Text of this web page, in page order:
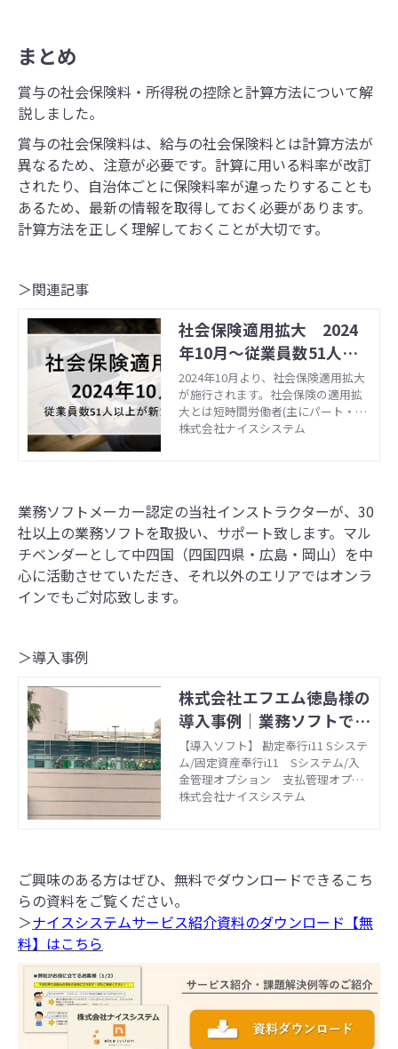
まとめ
賞与の社会保険料・所得税の控除と計算方法について解
説しました。
賞与の社会保険料は、給与の社会保険料とは計算方法が
異なるため、注意が必要です。計算に用いる料率が改訂
されたり、自治体ごとに保険料率が違ったりすることも
あるため、最新の情報を取得しておく必要があります。
計算方法を正しく理解しておくことが大切です。
＞関連記事
社会保険適用拡大 2024
年10月～従業員数51人以
上の企業が新たに対象に
2024年10月より、社会保険適用拡大
が施行されます。社会保険の適用拡
大とは短時間労働者(主にパート・ア
ルバイト)の方が一定の要件を満たす
も、新たに加入することが義務化さ
れます。対象となる企業は、従業員
の健康保険、厚生年金、雇用保険、
労災保険に加入する必要がありま
す。 今回の記事では適用拡大による
株式会社ナイスシステム
業務ソフトメーカー認定の当社インストラクターが、30
社以上の業務ソフトを取扱い、サポート致します。マル
チベンダーとして中四国（四国四県・広島・岡山）を中
心に活動させていただき、それ以外のエリアではオンラ
インでもご対応致します。
＞導入事例
株式会社エフエム徳島様の
導入事例｜業務ソフトで給
与・会計・販売管理のお悩
みを解決 - ナイスシステム
【導入ソフト】 勘定奉行i11 Sシステ
ム/固定資産奉行i11 Sシステム/入
金管理オプション 支払管理オプシ
ョン/法定調書奉行i11 Bシステム/
設定／操作説明／他社ソフトへの入
【形態】 オンプレ
株式会社ナイスシステム
ご興味のある方はぜひ、無料でダウンロードできるこち
らの資料をご覧ください。
＞ナイスシステムサービス紹介資料のダウンロード【無
料】はこちら